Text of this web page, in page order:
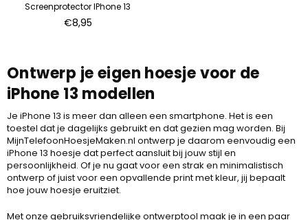
Screenprotector IPhone 13
Normale
€8,95
Ontwerp je eigen hoesje voor de
iPhone 13 modellen
Je iPhone 13 is meer dan alleen een smartphone. Het is een
toestel dat je dagelijks gebruikt en dat gezien mag worden. Bij
MijnTelefoonHoesjeMaken.nl ontwerp je daarom eenvoudig een
iPhone 13 hoesje dat perfect aansluit bij jouw stijl en
persoonlijkheid. Of je nu gaat voor een strak en minimalistisch
ontwerp of juist voor een opvallende print met kleur, jij bepaalt
hoe jouw hoesje eruitziet.
Met onze gebruiksvriendelijke ontwerptool maak je in een paar